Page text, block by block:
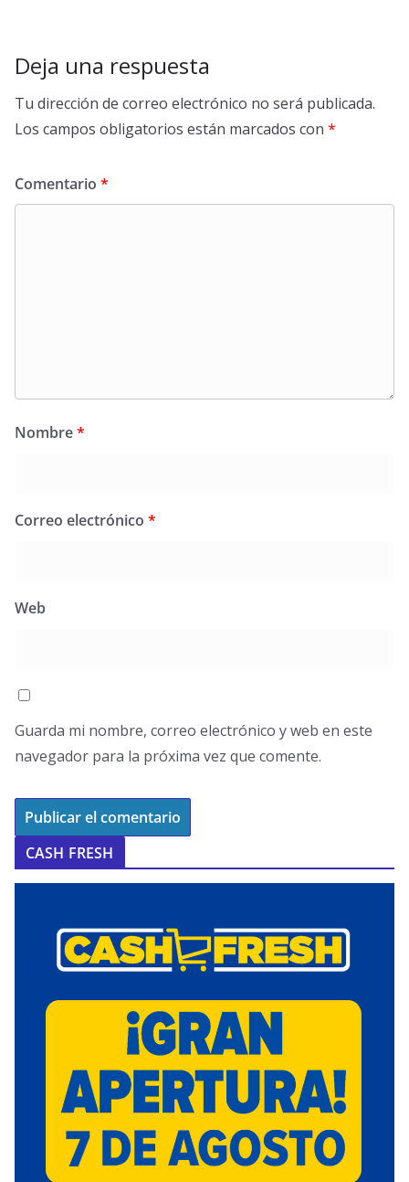
Deja una respuesta
Tu dirección de correo electrónico no será publicada.
Los campos obligatorios están marcados con *
Comentario *
Nombre*
Correo electrónico *
Web
Guarda mi nombre, correo electrónico y web en este
navegador para la próxima vez que comente.
CASH FRESH